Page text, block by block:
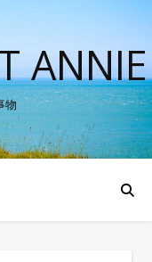
ANNIE
物